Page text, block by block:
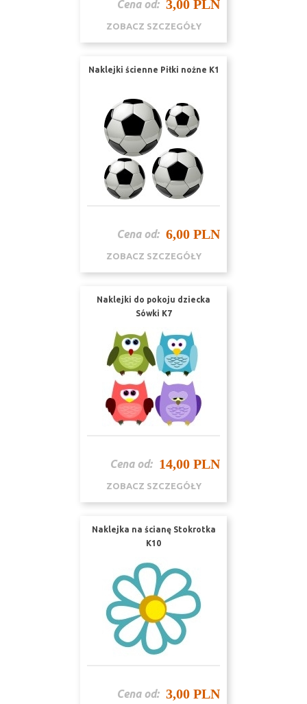
Cena od: 3,00 PLN
ZOBACZ SZCZEGÓŁY
Naklejki ścienne Piłki nożne K1
Cena od: 6,00 PLN
ZOBACZ SZCZEGÓŁY
Naklejki do pokoju dziecka
Sówki K7
Cena od: 14,00 PLN
ZOBACZ SZCZEGÓŁY
Naklejka na ścianę Stokrotka
K10
Cena od: 3,00 PLN